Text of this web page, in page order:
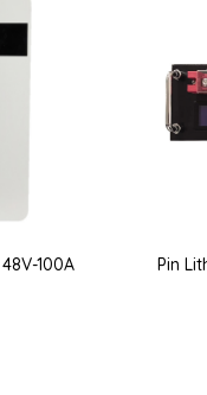
100A
Pin